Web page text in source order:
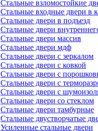
Стальные взломостойкие
Стальные входные двери в
Стальные двери в подъезд
Стальные двери
Стальные двери массив
Стальные двери мдф
Стальные двери с зеркалом
Стальные двери с ковкой
Стальные двери с
Стальные двери с
Стальные двери с
Стальные двери со стеклом
Стальные двери тамбурные
Стальные двустворчатые
Усиленные стальные двери